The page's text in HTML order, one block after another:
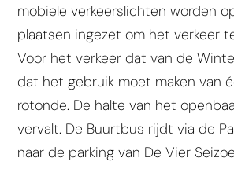
mobiele verkeerslichten worden
plaatsen ingezet om het verkeer
Voor het verkeer dat van de
dat het gebruik moet maken van
rotonde. De halte van het
vervalt. De Buurtbus rijdt via de
naar de parking van De Vier